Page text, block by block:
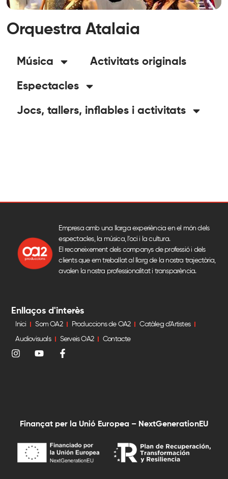
Orquestra Atalaia
Música Activitats originals
Espectacles
Jocs, tallers, inflables i activitats
Empresa amb una llarga experiència en el món dels
espectacles, la música, l’oci i la cultura.
El reconeixement dels companys de professió i dels
clients que em treballat al llarg de la nostra trajectòria,
avalen la nostra professionalitat i transparència.
Enllaços d'interès
Inici Som OA2 Produccions de OA2 Catàleg d’Artistes
Audiovisuals Serveis OA2 Contacte
Finançat per la Unió Europea – NextGenerationEU